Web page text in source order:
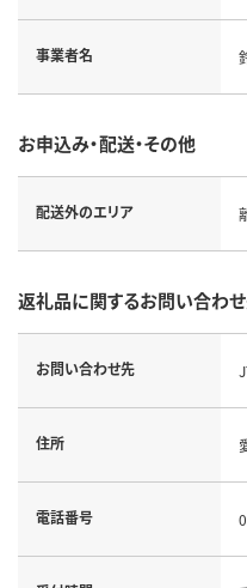
事業者名
お申込み・配送・その他
配送外のエリア
返礼品に関するお問い合わ
お問い合わせ先
住所
電話番号